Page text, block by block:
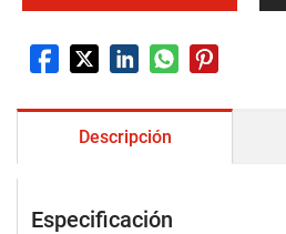
Descripción
Especificación